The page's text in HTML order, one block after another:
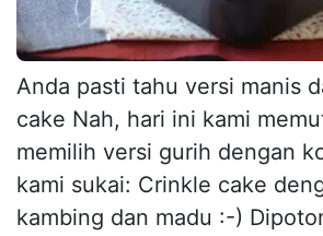
Anda pasti tahu versi manis
cake Nah, hari ini kami
memilih versi gurih dengan
kami sukai: Crinkle cake
kambing dan madu :-)